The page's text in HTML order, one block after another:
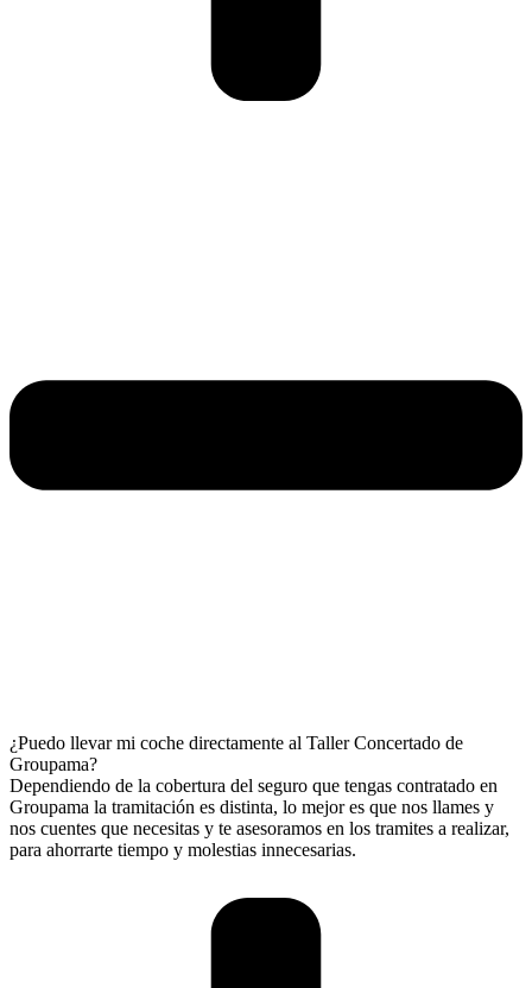
¿Puedo llevar mi coche directamente al Taller Concertado de
Groupama?
Dependiendo de la cobertura del seguro que tengas contratado en
Groupama la tramitación es distinta, lo mejor es que nos llames y
nos cuentes que necesitas y te asesoramos en los tramites a realizar,
para ahorrarte tiempo y molestias innecesarias.